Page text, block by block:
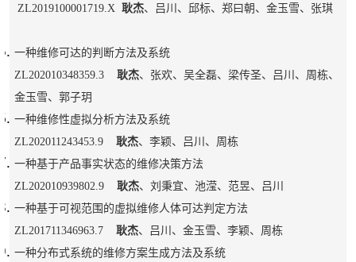
ZL2019100001719.X 耿杰、吕川、邱标、郑曰朝、金玉雪、张琪
一种维修可达的判断方法及系统
ZL202010348359.3 耿杰、张欢、吴全磊、梁传圣、吕川、周栋、
金玉雪、郭子玥
一种维修性虚拟分析方法及系统
ZL202011243453.9 耿杰、李颖、吕川、周栋
一种基于产品事实状态的维修决策方法
ZL202010939802.9 耿杰、刘秉宜、池滢、范昱、吕川
一种基于可视范围的虚拟维修人体可达判定方法
ZL201711346963.7 耿杰、吕川、金玉雪、李颖、周栋
一种分布式系统的维修方案生成方法及系统